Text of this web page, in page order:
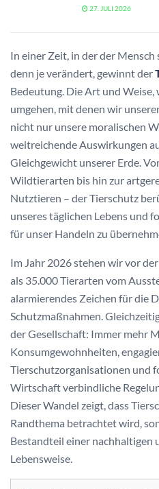
27. JULI 2026
In einer Zeit, in der der
denn je verändert, gewinnt der
Bedeutung. Die Art und Weise,
umgehen, mit denen wir
nicht nur unsere moralischen
weitreichende Auswirkungen
Gleichgewicht unserer Erde.
Wildtierarten bis hin zur
Nutztieren – der Tierschutz
unseres täglichen Lebens und
für unser Handeln zu
Im Jahr 2026 stehen wir vor
als 35.000 Tierarten vom
alarmierendes Zeichen für die
Schutzmaßnahmen.
der Gesellschaft: Immer mehr
Konsumgewohnheiten,
Tierschutzorganisationen und
Wirtschaft verbindliche
Dieser Wandel zeigt, dass
Randthema betrachtet wird,
Bestandteil einer nachhaltigen
Lebensweise.